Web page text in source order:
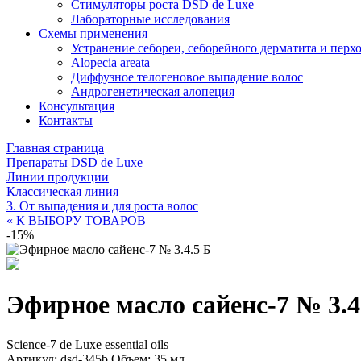
Стимуляторы роста DSD de Luxe
Лабораторные исследования
Схемы применения
Устранение себореи, себорейного дерматита и
Alopecia areata
Диффузное телогеновое выпадение волос
Андрогенетическая алопеция
Консультация
Контакты
Главная страница
Препараты DSD de Luxe
Линии продукции
Классическая линия
3. От выпадения и для роста волос
« К ВЫБОРУ ТОВАРОВ
-15%
Эфирное масло сайенс-7 №
Science-7 de Luxe essential oils